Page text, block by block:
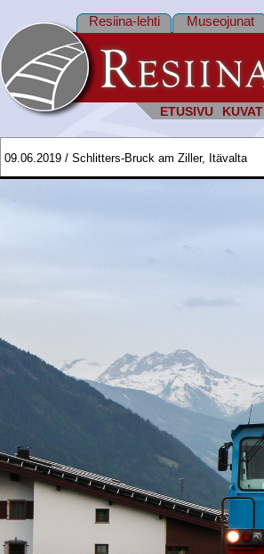
ETUSIVU KUVAT
Resiina-lehti Museojunat
09.06.2019 / Schlitters-Bruck am Ziller, Itävalta